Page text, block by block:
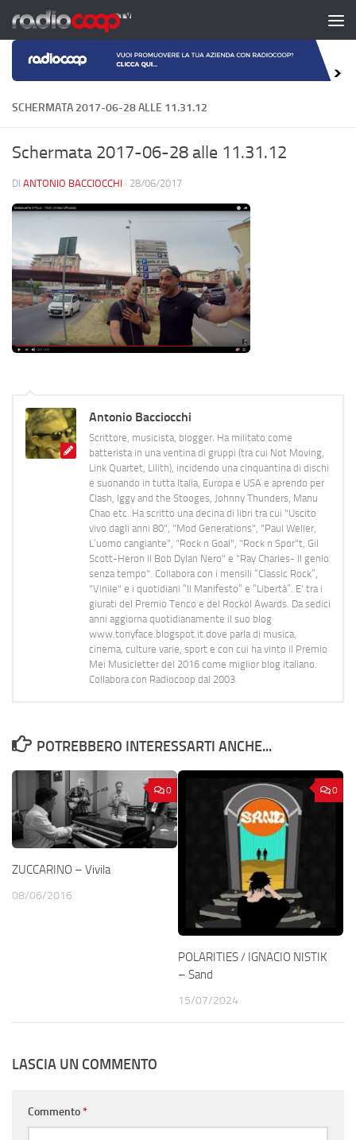
Salta al contenuto
SCHERMATA 2017-06-28 ALLE 11.31.12
Schermata 2017-06-28 alle 11.31.12
DI ANTONIO BACCIOCCHI · 28/06/2017
Antonio Bacciocchi
Scrittore, musicista, blogger. Ha militato come
batterista in una ventina di gruppi (tra cui Not Moving,
Link Quartet, Lilith), incidendo una cinquantina di dischi
e suonando in tutta Italia, Europa e USA e aprendo per
Clash, Iggy and the Stooges, Johnny Thunders, Manu
Chao etc. Ha scritto una decina di libri tra cui "Uscito
vivo dagli anni 80", "Mod Generations", "Paul Weller,
L’uomo cangiante", "Rock n Goal", "Rock n Spor"t, Gil
Scott-Heron Il Bob Dylan Nero" e "Ray Charles- Il genio
senza tempo". Collabora con i mensili “Classic Rock”,
"Vinile" e i quotidiani “Il Manifesto” e “Libertà”. E' tra i
giurati del Premio Tenco e del Rockol Awards. Da sedici
anni aggiorna quotidianamente il suo blog
www.tonyface.blogspot.it dove parla di musica,
cinema, culture varie, sport e con cui ha vinto il Premio
Mei Musicletter del 2016 come miglior blog italiano.
Collabora con Radiocoop dal 2003.
POTREBBERO INTERESSARTI ANCHE...
0
ZUCCARINO – Vivila
08/06/2016
0
POLARITIES / IGNACIO NISTIK
– Sand
15/07/2024
LASCIA UN COMMENTO
Commento*